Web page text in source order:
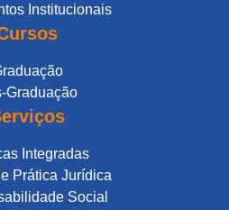
Institucionais
Graduação
Integradas
Prática Jurídica
Social